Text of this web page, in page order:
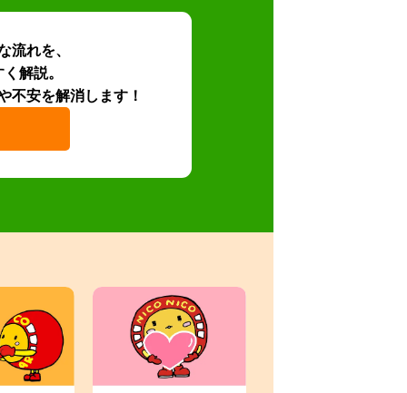
流れを、
解説。
不安を解消します！